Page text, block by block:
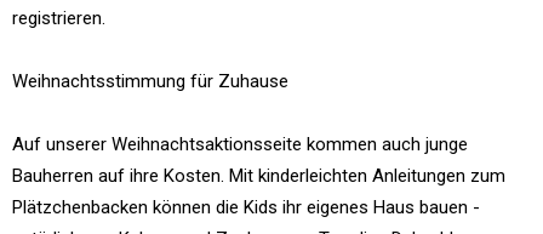
registrieren.
Weihnachtsstimmung für Zuhause
Auf unserer Weihnachtsaktionsseite kommen auch junge
Bauherren auf ihre Kosten. Mit kinderleichten Anleitungen zum
Plätzchenbacken können die Kids ihr eigenes Haus bauen -